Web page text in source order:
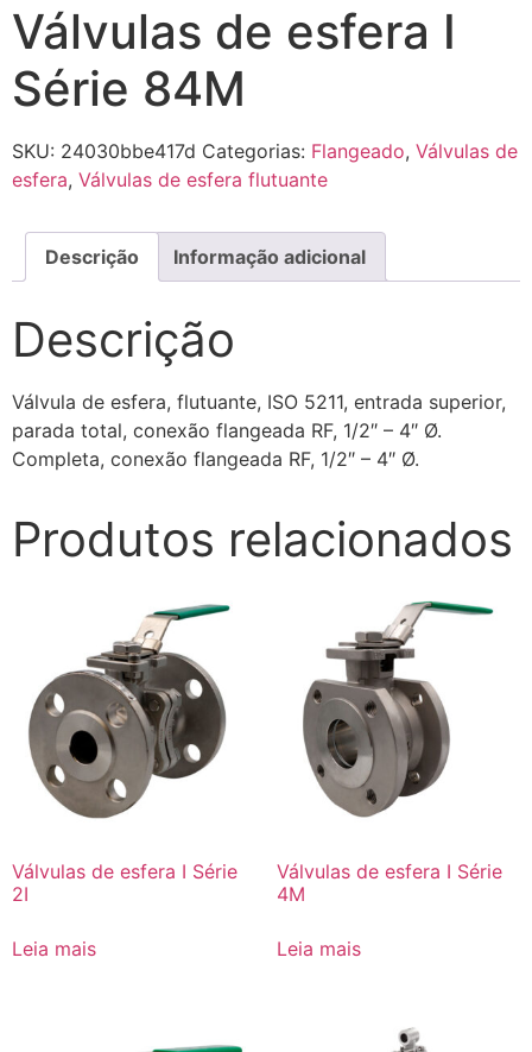
Válvulas de esfera I
Série 84M
SKU: 24030bbe417d Categorias: Flangeado, Válvulas de
esfera, Válvulas de esfera flutuante
Descrição Informação adicional
Descrição
Válvula de esfera, flutuante, ISO 5211, entrada superior,
parada total, conexão flangeada RF, 1/2″ – 4″ Ø.
Completa, conexão flangeada RF, 1/2″ – 4″ Ø.
Produtos relacionados
Válvulas de esfera I Série
2I
Leia mais
Válvulas de esfera I Série
4M
Leia mais